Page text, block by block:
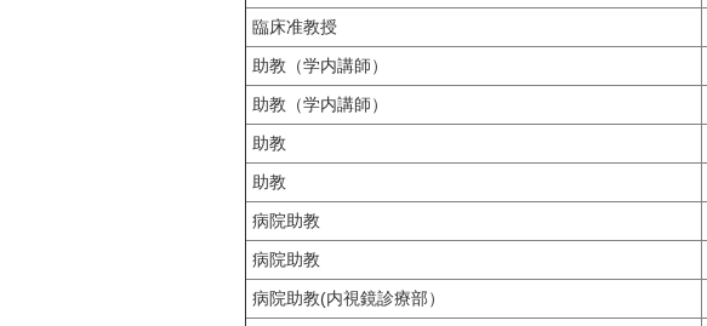
臨床准教授
助教（学内講師）
助教（学内講師）
助教
助教
病院助教
病院助教
病院助教(内視鏡診療部）